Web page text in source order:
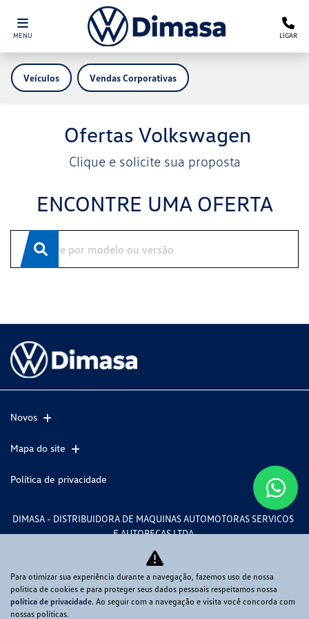
MENU LIGAR
Veículos Vendas Corporativas
Ofertas Volkswagen
Clique e solicite sua proposta
ENCONTRE UMA OFERTA
Novos
Mapa do site
Política de privacidade
DIMASA - DISTRIBUIDORA DE MAQUINAS AUTOMOTORAS SERVICOS
E AUTOPECAS LTDA
CNPJ: 82.563.461/0001-37
Desacelere. Seu bem maior é a vida.
Para otimizar sua experiência durante a navegação, fazemos uso de nossa
política de cookies e para proteger seus dados pessoais respeitamos nossa
política de privacidade. Ao seguir com a navegação e visita você concorda com
nossas políticas.